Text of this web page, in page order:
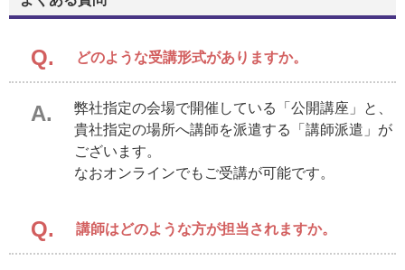
Q. どのような受講形式がありますか。
A.
弊社指定の会場で開催している「公開講座」と、
貴社指定の場所へ講師を派遣する「講師派遣」が
ございます。
なおオンラインでもご受講が可能です。
Q. 講師はどのような方が担当されますか。